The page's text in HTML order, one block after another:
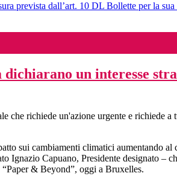
prevista dall’art. 10 DL Bollette per la
un interesse
che richiede un'azione urgente e richiede
sui cambiamenti climatici aumentando
Ignazio Capuano, Presidente designato
& Beyond”, oggi a Bruxelles.